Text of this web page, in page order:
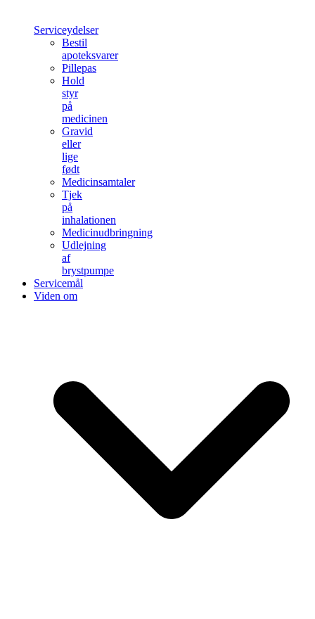
Serviceydelser
Bestil
apoteksvarer
Pillepas
Hold
styr
på
medicinen
Gravid
eller
lige
født
Medicinsamtaler
Tjek
på
inhalationen
Medicinudbringning
Udlejning
af
brystpumpe
Servicemål
Viden om